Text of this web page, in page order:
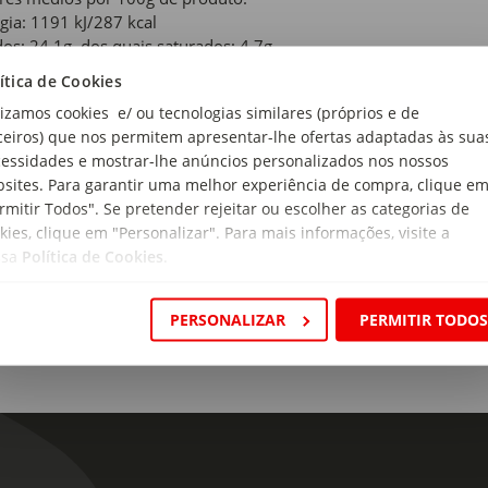
de Cookies
cookies e/ ou tecnologias similares (próprios e de
que nos permitem apresentar-lhe ofertas adaptadas às
e mostrar-lhe anúncios personalizados nos nossos
Para garantir uma melhor experiência de compra, clique em
Todos". Se pretender rejeitar ou escolher as categorias de
clique em "Personalizar". Para mais informações, visite a
Política de Cookies
PERSONALIZAR PERMITIR TODOS
1191 kJ/287 kcal
24,1g, dos quais saturados: 4,7g
16,5g
0,29g.
de Pesca: